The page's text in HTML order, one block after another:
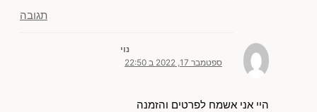
תגובה
נוי
ספטמבר 17, 2022 ב 22:50
היי אני אשמח לפרטים והזמנה